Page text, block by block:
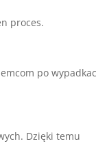
proces.
po
Dzięki temu